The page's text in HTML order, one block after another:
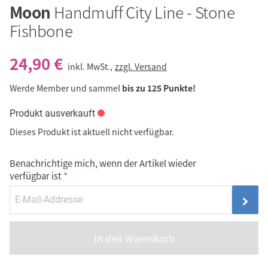
Moon Handmuff City Line - Stone
Fishbone
24,90 € inkl. MwSt., zzgl. Versand
Werde Member und sammel bis zu 125 Punkte!
Produkt ausverkauft
Dieses Produkt ist aktuell nicht verfügbar.
Benachrichtige mich, wenn der Artikel wieder
verfügbar ist
In den Warenkorb